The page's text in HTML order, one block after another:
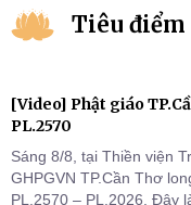
Tiêu điểm
[Video] Phật giáo
PL.2570
Sáng 8/8, tại Thiền viện
GHPGVN TP.Cần Thơ
PL.2570 – PL.2026. Đây